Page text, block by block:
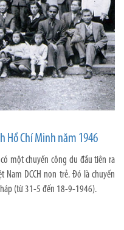
Hồ Chí Minh năm 1946
một chuyến công du đầu tiên ra
Nam DCCH non trẻ. Đó là chuyến
(từ 31-5 đến 18-9-1946).